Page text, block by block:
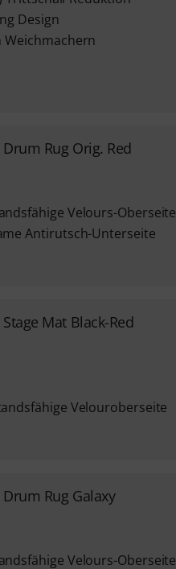
Design
Weichmachern
Rug Orig. Red
Velours-Oberseite
Antirutsch-Unterseite
Mat Black-Red
Velouroberseite
Rug Galaxy
Velours-Oberseite